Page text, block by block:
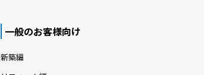
一般のお客様向け
新築編